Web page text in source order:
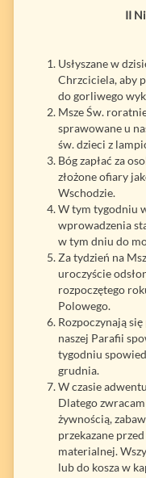
II
Usłyszane w
Chrzciciela, aby
do gorliwego
Msze Św.
sprawowane u
św. dzieci z
Bóg zapłać za
złożone ofiary
Wschodzie.
W tym tygodniu
wprowadzenia
w tym dniu do
Za tydzień na
uroczyście
rozpoczętego
Polowego.
Rozpoczynają
naszej Parafii
tygodniu
grudnia.
W czasie
Dlatego
żywnością,
przekazane
materialnej.
lub do kosza w